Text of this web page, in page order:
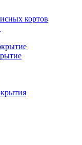
кортов